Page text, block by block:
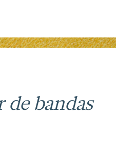
de bandas